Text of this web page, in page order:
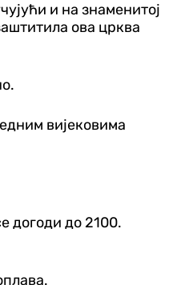
и на знаменитој
ова црква
вијековима
догоди до 2100.